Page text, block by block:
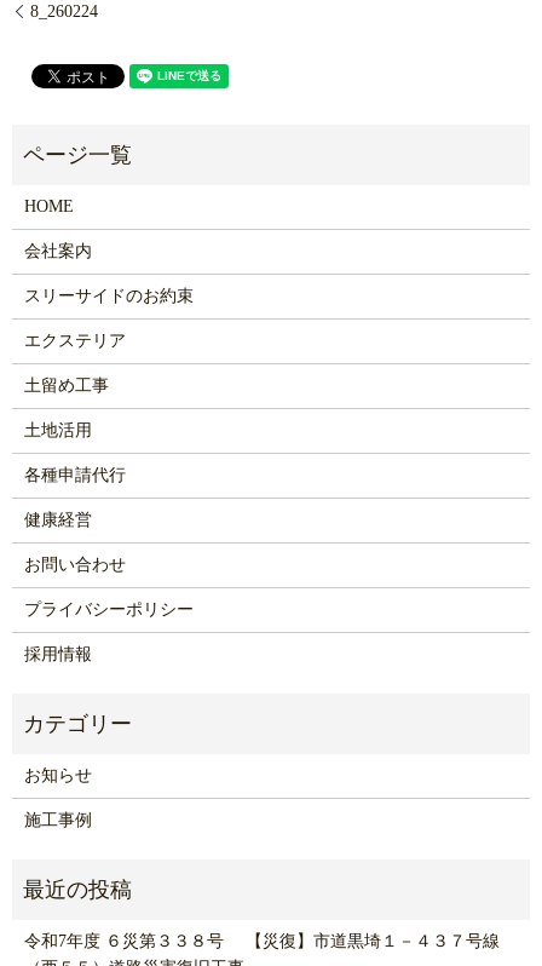
8_260224
HOME
会社案内
スリーサイドのお約束
エクステリア
土留め工事
土地活用
各種申請代行
健康経営
お問い合わせ
プライバシーポリシー
採用情報
お知らせ
施工事例
令和7年度 ６災第３３８号 【災復】市道黒埼１－４３７号線